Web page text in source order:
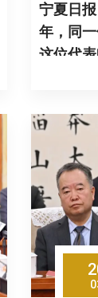
宁夏日报 |
年，同
这位代